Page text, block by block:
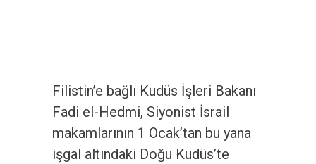
Filistin’e bağlı Kudüs İşleri Bakanı
Fadi el-Hedmi, Siyonist İsrail
makamlarının 1 Ocak’tan bu yana
işgal altındaki Doğu Kudüs’te